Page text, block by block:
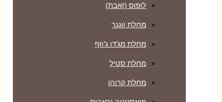
לופוס (זאבת)
מחלת ווגנר
מחלת מג’דו ג’וזף
מחלת סטיל
מחלת קרוהן